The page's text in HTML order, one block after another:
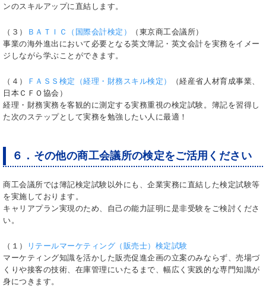
ンのスキルアップに直結します。
（３） ＢＡＴＩＣ（国際会計検定）
（東京商工会議所）
事業の海外進出において必要となる英文簿記・英文会計を実務をイメー
ジしながら学ぶことができます。
（４） ＦＡＳＳ検定（経理・財務スキル検定）
（経産省人材育成事業、
日本ＣＦＯ協会）
経理・財務実務を客観的に測定する実務重視の検定試験。簿記を習得し
た次のステップとして実務を勉強したい人に最適！
６．その他の商工会議所の検定をご活用ください
商工会議所では簿記検定試験以外にも、企業実務に直結した検定試験等
を実施しております。
キャリアプラン実現のため、自己の能力証明に是非受験をご検討くださ
い。
（１）
リテールマーケティング（販売士）検定試験
マーケティング知識を活かした販売促進企画の立案のみならず、売場づ
くりや接客の技術、在庫管理にいたるまで、幅広く実践的な専門知識が
身につきます。